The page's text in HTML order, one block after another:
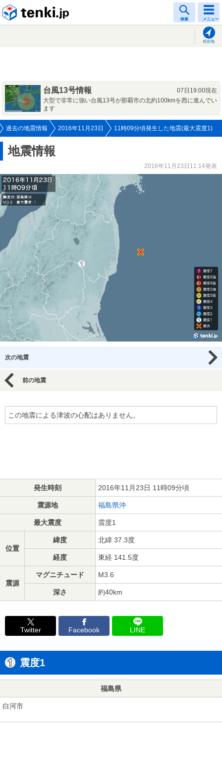
検索 メニュー
現在地
台風13号情報
07日19:00現在
大型で非常に強い台風13号が那覇市の北約100kmを西に進んでい
ます
過去の地震情報 2016年11月23日 11時09分頃発生した地震(最大震度1)
地震情報
2016年11月23日11:14発表
次の地震
前の地震
この地震による津波の心配はありません。
発生時刻 2016年11月23日 11時09分頃
震源地 福島県沖
最大震度 震度1
位置
緯度 北緯 37.3度
経度 東経 141.5度
震源
マグニチュード M3.6
深さ 約40km
Twitter Facebook LINE
震度1
福島県
白河市